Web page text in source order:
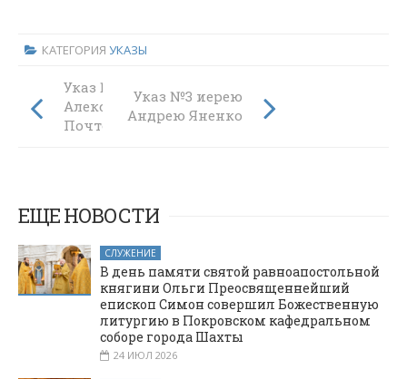
КАТЕГОРИЯ УКАЗЫ
Указ №1 иерею
Александру
Почтовому
Указ №3 иерею
Андрею Яненко
ЕЩЕ НОВОСТИ
СЛУЖЕНИЕ
В день памяти святой равноапостольной
княгини Ольги Преосвященнейший
епископ Симон совершил Божественную
литургию в Покровском кафедральном
соборе города Шахты
24 ИЮЛ 2026